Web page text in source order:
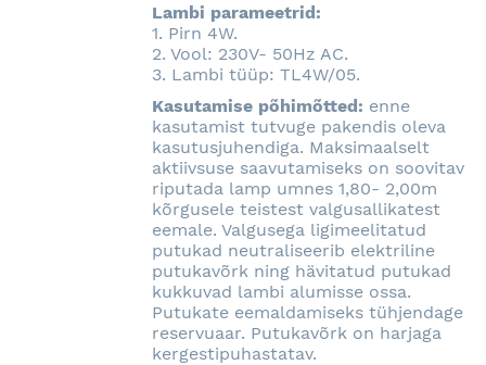
Lambi parameetrid:
1. Pirn 4W.
2. Vool: 230V- 50Hz AC.
3. Lambi tüüp: TL4W/05.
Kasutamise põhimõtted: enne
kasutamist tutvuge pakendis oleva
kasutusjuhendiga. Maksimaalselt
aktiivsuse saavutamiseks on soovitav
riputada lamp umnes 1,80- 2,00m
kõrgusele teistest valgusallikatest
eemale. Valgusega ligimeelitatud
putukad neutraliseerib elektriline
putukavõrk ning hävitatud putukad
kukkuvad lambi alumisse ossa.
Putukate eemaldamiseks tühjendage
reservuaar. Putukavõrk on harjaga
kergestipuhastatav.